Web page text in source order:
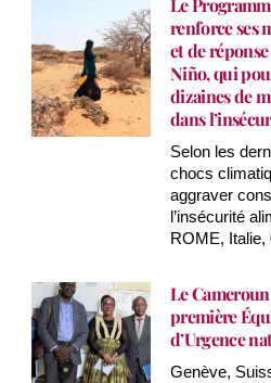
Le
renforce ses
et de réponse
Niño, qui
dizaines de
dans
Selon les
chocs
aggraver
l’insécurité
ROME, Italie,
Le
première
d’Urgence
Genève,